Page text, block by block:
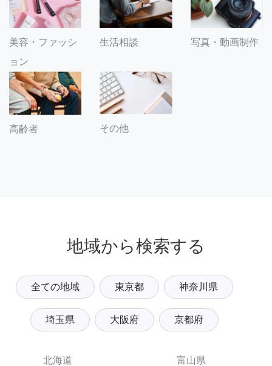
美容・ファッシ
ョン
生活相談 写真・動画制作
高齢者 その他
地域から検索する
全ての地域 東京都 神奈川県
埼玉県 大阪府 京都府
北海道
富山県